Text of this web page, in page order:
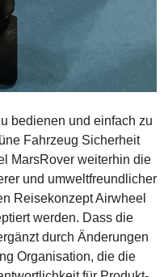
bedienen und einfach zu
Fahrzeug Sicherheit
MarsRover weiterhin die
und umweltfreundlicher
Reisekonzept Airwheel
werden. Dass die
durch Änderungen
Organisation, die die